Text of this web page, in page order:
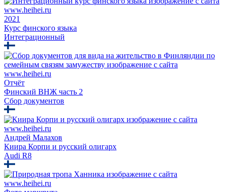
2021
Курс финского языка
Интеграционный
Отчёт
Финский ВНЖ часть 2
Сбор документов
Андрей Малахов
Киира Корпи и русский олигарх
Audi R8